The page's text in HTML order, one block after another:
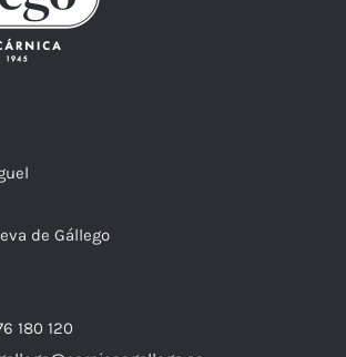
de Gállego
180 120